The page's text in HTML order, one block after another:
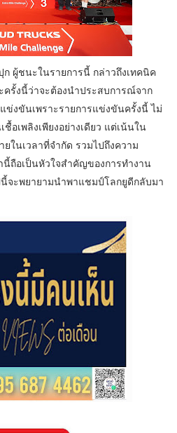
ผู้ชนะในรายการนี้ กล่าวถึงเทคนิค
รั้งนี้ว่าจะต้องนำประสบการณ์จาก
ข่งขันเพราะรายการแข่งขันครั้งนี้ ไม่
อเพลิงเพียงอย่างเดียว แต่เน้นใน
ในเวลาที่จำกัด รวมไปถึงความ
ถือเป็นหัวใจสำคัญของการทำงาน
จะพยายามนำพาแชมป์โลกยูดีกลับมา